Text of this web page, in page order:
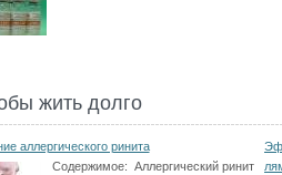
жить долго
аллергического ринита
Содержимое: Аллергический ринит